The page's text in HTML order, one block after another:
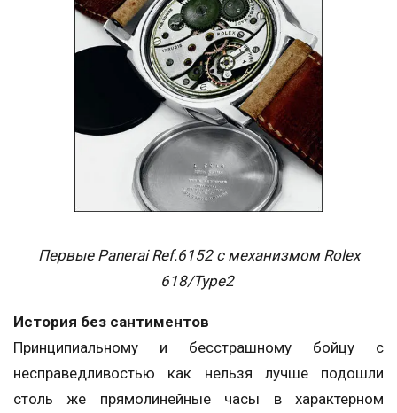
Первые Panerai Ref.6152 с механизмом Rolex
618/Type2
История без сантиментов
Принципиальному и бесстрашному бойцу с
несправедливостью как нельзя лучше подошли
столь же прямолинейные часы в характерном